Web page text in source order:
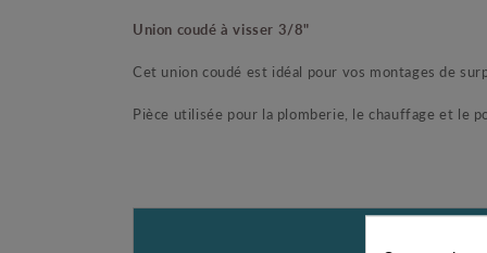
Union coudé à visser 3/8"
Cet union coudé est idéal pour vos montages de
Pièce utilisée pour la plomberie, le chauffage et le